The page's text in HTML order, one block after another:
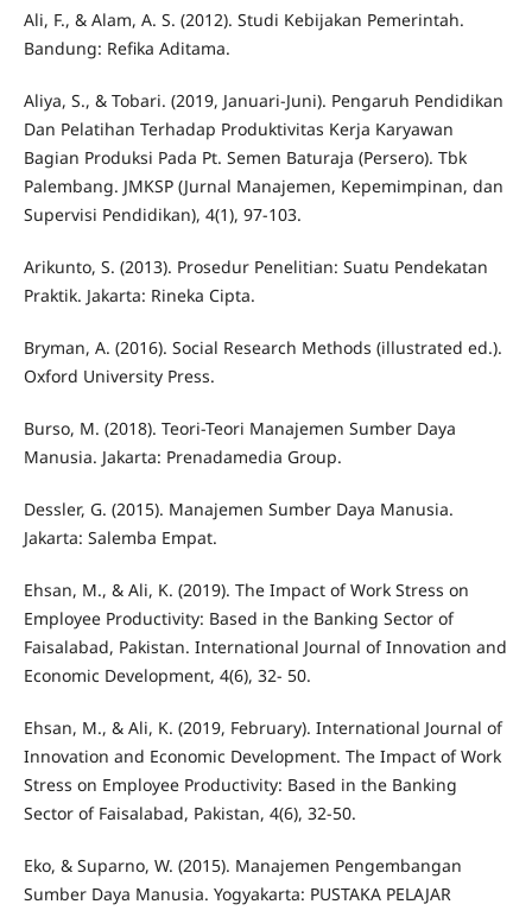
Ali, F., & Alam, A. S. (2012). Studi Kebijakan Pemerintah.
Bandung: Refika Aditama.
Aliya, S., & Tobari. (2019, Januari-Juni). Pengaruh Pendidikan
Dan Pelatihan Terhadap Produktivitas Kerja Karyawan
Bagian Produksi Pada Pt. Semen Baturaja (Persero). Tbk
Palembang. JMKSP (Jurnal Manajemen, Kepemimpinan, dan
Supervisi Pendidikan), 4(1), 97-103.
Arikunto, S. (2013). Prosedur Penelitian: Suatu Pendekatan
Praktik. Jakarta: Rineka Cipta.
Bryman, A. (2016). Social Research Methods (illustrated ed.).
Oxford University Press.
Burso, M. (2018). Teori-Teori Manajemen Sumber Daya
Manusia. Jakarta: Prenadamedia Group.
Dessler, G. (2015). Manajemen Sumber Daya Manusia.
Jakarta: Salemba Empat.
Ehsan, M., & Ali, K. (2019). The Impact of Work Stress on
Employee Productivity: Based in the Banking Sector of
Faisalabad, Pakistan. International Journal of Innovation and
Economic Development, 4(6), 32- 50.
Ehsan, M., & Ali, K. (2019, February). International Journal of
Innovation and Economic Development. The Impact of Work
Stress on Employee Productivity: Based in the Banking
Sector of Faisalabad, Pakistan, 4(6), 32-50.
Eko, & Suparno, W. (2015). Manajemen Pengembangan
Sumber Daya Manusia. Yogyakarta: PUSTAKA PELAJAR